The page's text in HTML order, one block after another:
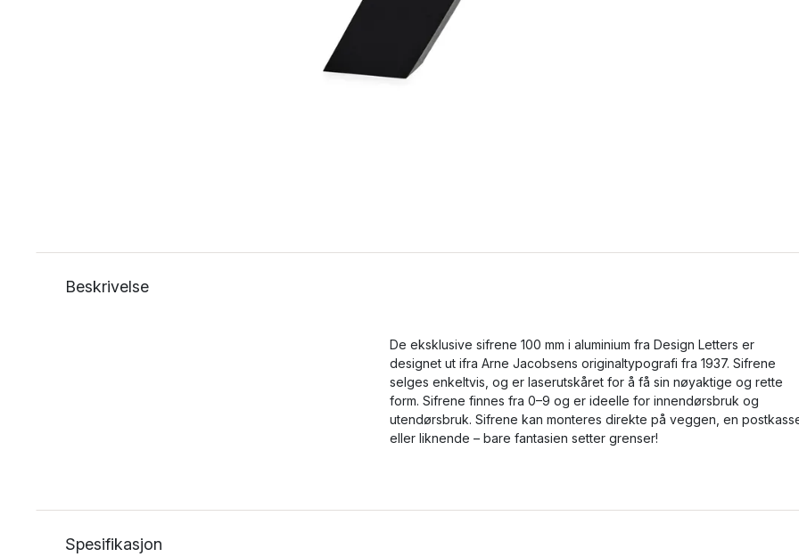
Beskrivelse
De eksklusive sifrene 100 mm i aluminium fra Design Letters er
designet ut ifra Arne Jacobsens originaltypografi fra 1937. Sifrene
selges enkeltvis, og er laserutskåret for å få sin nøyaktige og rette
form. Sifrene finnes fra 0–9 og er ideelle for innendørsbruk og
utendørsbruk. Sifrene kan monteres direkte på veggen, en
eller liknende – bare fantasien setter grenser!
Spesifikasjon